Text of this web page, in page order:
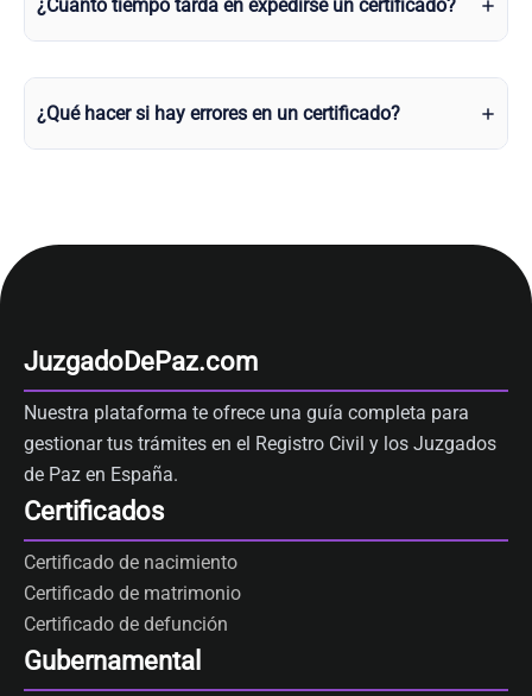
¿Cuánto tiempo tarda en expedirse un certificado?
¿Qué hacer si hay errores en un certificado?
JuzgadoDePaz.com
Nuestra plataforma te ofrece una guía completa para
gestionar tus trámites en el Registro Civil y los Juzgados
de Paz en España.
Certificados
Certificado de nacimiento
Certificado de matrimonio
Certificado de defunción
Gubernamental